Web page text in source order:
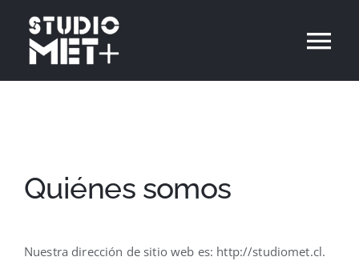
content
Contacto
Español
Quiénes somos
Nuestra dirección de sitio web es: http://studiomet.cl.